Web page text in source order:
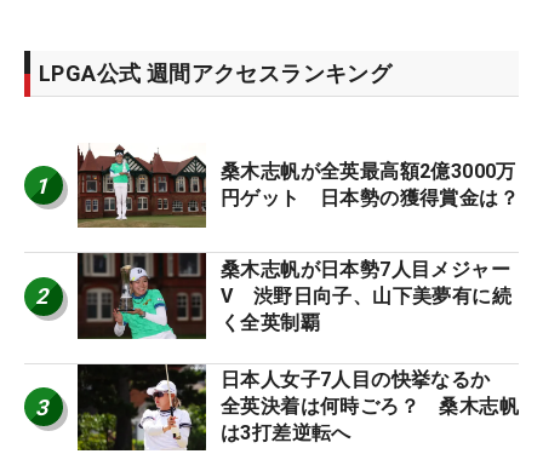
LPGA公式 週間アクセスランキング
1
桑木志帆が全英最高額2億3000万
円ゲット 日本勢の獲得賞金は？
2
桑木志帆が日本勢7人目メジャー
V 渋野日向子、山下美夢有に続
く全英制覇
3
日本人女子7人目の快挙なるか
全英決着は何時ごろ？ 桑木志帆
は3打差逆転へ